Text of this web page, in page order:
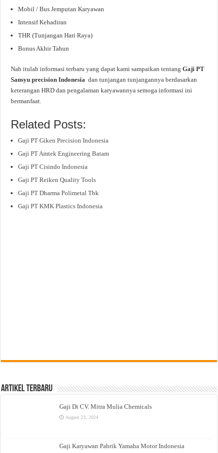
Mobil / Bus Jemputan Karyawan
Intensif Kehadiran
THR (Tunjangan Hari Raya)
Bonus Akhir Tahun
Nah itulah informasi terbaru yang dapat kami sampaikan tentangGaji PT
Sansyu precision Indonesiadan tunjangan tunjangannya berdasarkan
keterangan HRD dan pengalaman karyawannya semoga informasi ini
bermanfaat.
Related Posts:
Gaji PT Giken Precision Indonesia
Gaji PT Amtek Engineering Batam
Gaji PT Cisindo Indonesia
Gaji PT Reiken Quality Tools
Gaji PT Dharma Polimetal Tbk
Gaji PT KMK Plastics Indonesia
Artikel Terbaru
Gaji Di CV. Mitra Mulia Chemicals
August 23, 2024
Gaji Karyawan Pabrik Yamaha Motor Indonesia